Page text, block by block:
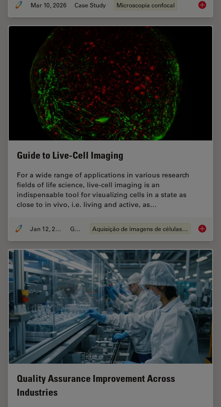
Mar 10, 2026 Case Study Microscopia confocal
Guide to Live-Cell Imaging
For a wide range of applications in various research
fields of life science, live-cell imaging is an
indispensable tool for visualizing cells in a state as
close to in vivo, i.e. living and active, as…
Jan 12, 2026 Guia Aquisição de imagens de células vivas Guide
Quality Assurance Improvement Across
Industries